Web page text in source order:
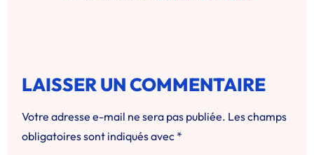
LAISSER UN COMMENTAIRE
Votre adresse e-mail ne sera pas publiée. Les champs
obligatoires sont indiqués avec *